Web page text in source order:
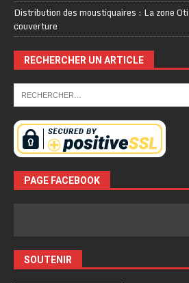
Distribution des moustiquaires : La zone
couverture
RECHERCHER UN ARTICLE
PAGE FACEBOOK
SOUTENIR